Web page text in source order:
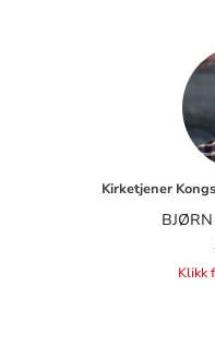
Kirketjener
Klikk